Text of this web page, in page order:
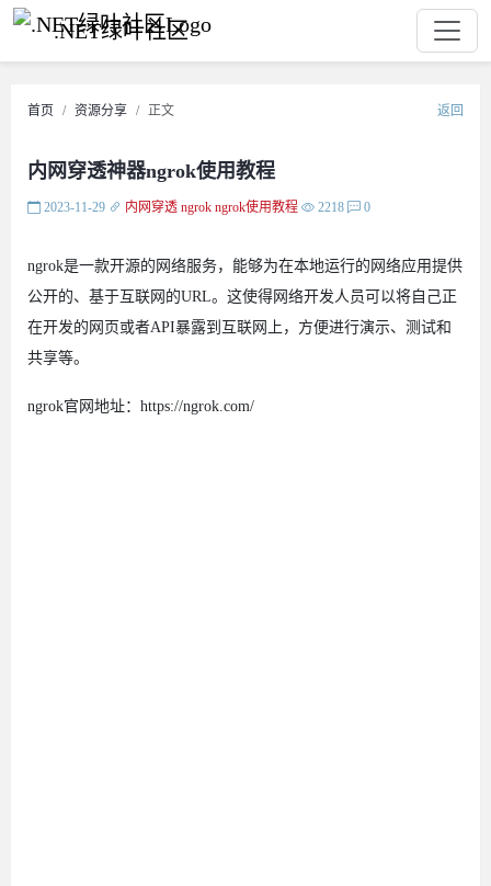
.NET绿叶社区
首页 资源分享 正文 返回
内网穿透神器ngrok使用教程
2023-11-29 内网穿透 ngrok ngrok使用教程 2218 0
ngrok是一款开源的网络服务，能够为在本地运行的网络应用提供
公开的、基于互联网的URL。这使得网络开发人员可以将自己正
在开发的网页或者API暴露到互联网上，方便进行演示、测试和
共享等。
ngrok官网地址：https://ngrok.com/